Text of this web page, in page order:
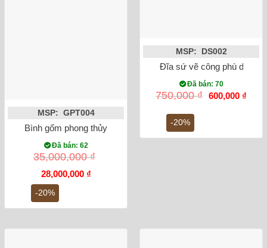
-20%
MSP: GPT004
Bình gốm phong thủy tỏi cao công đào đắp nổi men rạn dát
Đã bán: 62
35,000,000₫
Giá
gốc
là:
35,000,000 ₫.
28,000,000 ₫Giá
28,000,000 ₫.
-20%
MSP: DS002
Đĩa sứ vẽ công phù dung
Đã bán: 70
750,000₫ Giá
600,000 ₫Giá